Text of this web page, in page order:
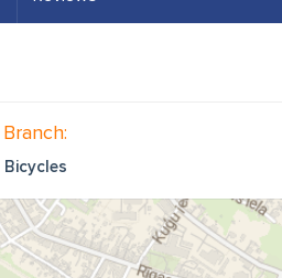
Branch:
Bicycles